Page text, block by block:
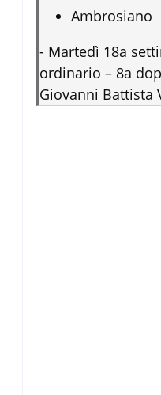
Ambrosiano
- Martedì 18a
ordinario – 8a
Giovanni Battista